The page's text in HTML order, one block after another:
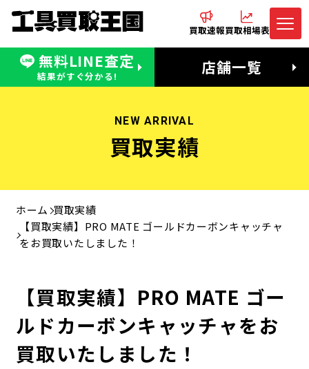
買取速報買取相場表
無料LINE査定
結果がすぐ分かる! 店舗一覧
無料LINE査定
受付：11:00〜19:00 木曜定休日
電話でお問合わせ
営業時間：11:00〜20:00
NEW ARRIVAL
買取実績
ホーム 買取実績
【買取実績】PRO MATE ゴールドカーボンキャッチャ
をお買取いたしました！
【買取実績】PRO MATE ゴー
ルドカーボンキャッチャをお
買取いたしました！